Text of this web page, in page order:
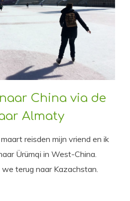
China via de
Almaty
reisden mijn vriend en ik
Ürümqi in West-China.
terug naar Kazachstan.